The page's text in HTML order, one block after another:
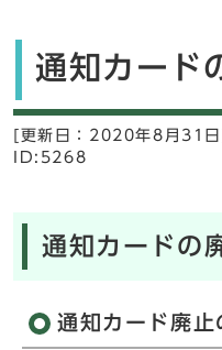
通知カード
[更新日： 2020年8月31
ID:5268
通知カードの
通知カード廃止